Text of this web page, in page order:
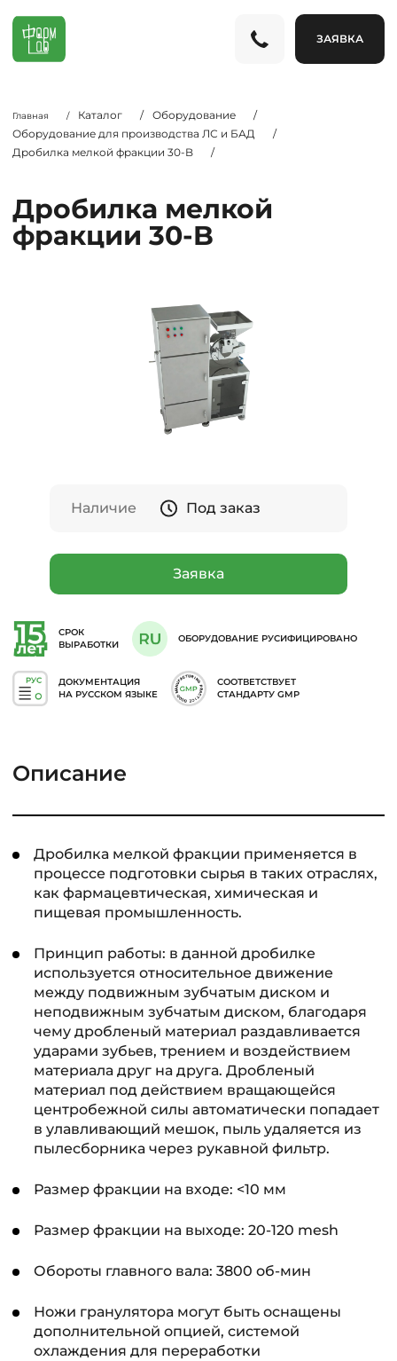
ЗАЯВКА
Главная / Каталог / Оборудование
/
Оборудование для производства ЛС и БАД
/
Дробилка мелкой фракции 30-B
/
Дробилка мелкой
фракции 30-B
Наличие Под заказ
Заявка
СРОК
ВЫРАБОТКИ
ОБОРУДОВАНИЕ РУСИФИЦИРОВАНО
ДОКУМЕНТАЦИЯ
НА РУССКОМ ЯЗЫКЕ
СООТВЕТСТВУЕТ
СТАНДАРТУ GMP
Описание
Дробилка мелкой фракции применяется в
процессе подготовки сырья в таких отраслях,
как фармацевтическая, химическая и
пищевая промышленность.
Принцип работы: в данной дробилке
используется относительное движение
между подвижным зубчатым диском и
неподвижным зубчатым диском, благодаря
чему дробленый материал раздавливается
ударами зубьев, трением и воздействием
материала друг на друга. Дробленый
материал под действием вращающейся
центробежной силы автоматически попадает
в улавливающий мешок, пыль удаляется из
пылесборника через рукавной фильтр.
Размер фракции на входе: <10 мм
Размер фракции на выходе: 20-120 mesh
Обороты главного вала: 3800 об-мин
Ножи гранулятора могут быть оснащены
дополнительной опцией, системой
охлаждения для переработки